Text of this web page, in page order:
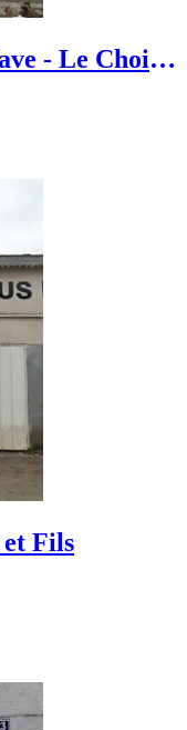
- Le Choix
et Fils